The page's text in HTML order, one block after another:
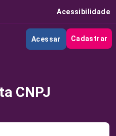
Acessibilidade
Acessar Cadastrar
CNPJ